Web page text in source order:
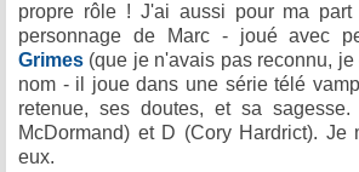
propre rôle ! J'ai aussi pour ma
personnage de Marc - joué avec
Grimes (que je n'avais pas reconnu,
nom - il joue dans une série télé
retenue, ses doutes, et sa
McDormand) et D (Cory Hardrict). Je
eux.